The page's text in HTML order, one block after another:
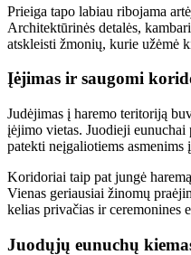
Prieiga tapo labiau ribojama
Architektūrinės detalės,
atskleisti žmonių, kurie užėmė
Įėjimas ir saugomi
Judėjimas į haremo teritoriją
įėjimo vietas. Juodieji
patekti neįgaliotiems
Koridoriai taip pat jungė
Vienas geriausiai žinomų
kelias privačias ir ceremonines
Juodųjų eunuchų